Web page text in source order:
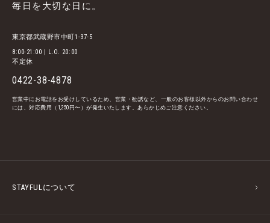
毎日を大切な日に。
東京都武蔵野市中町1-37-5
8:00-21:00 | L.O. 20:00
不定休
0422-38-4878
営業中にお電話をお受けしているため、営業・勧誘など、一般のお客様以外からのお問い合わせ
には、対応費用（1,250円〜）が発生いたします。あらかじめご注意ください。
STAYFULについて